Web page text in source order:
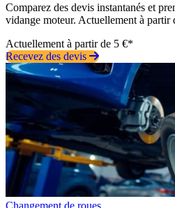
Comparez des devis instantanés et
vidange moteur. Actuellement à partir
Actuellement à partir de 5 €*
Recevez des devis
Changement de roues